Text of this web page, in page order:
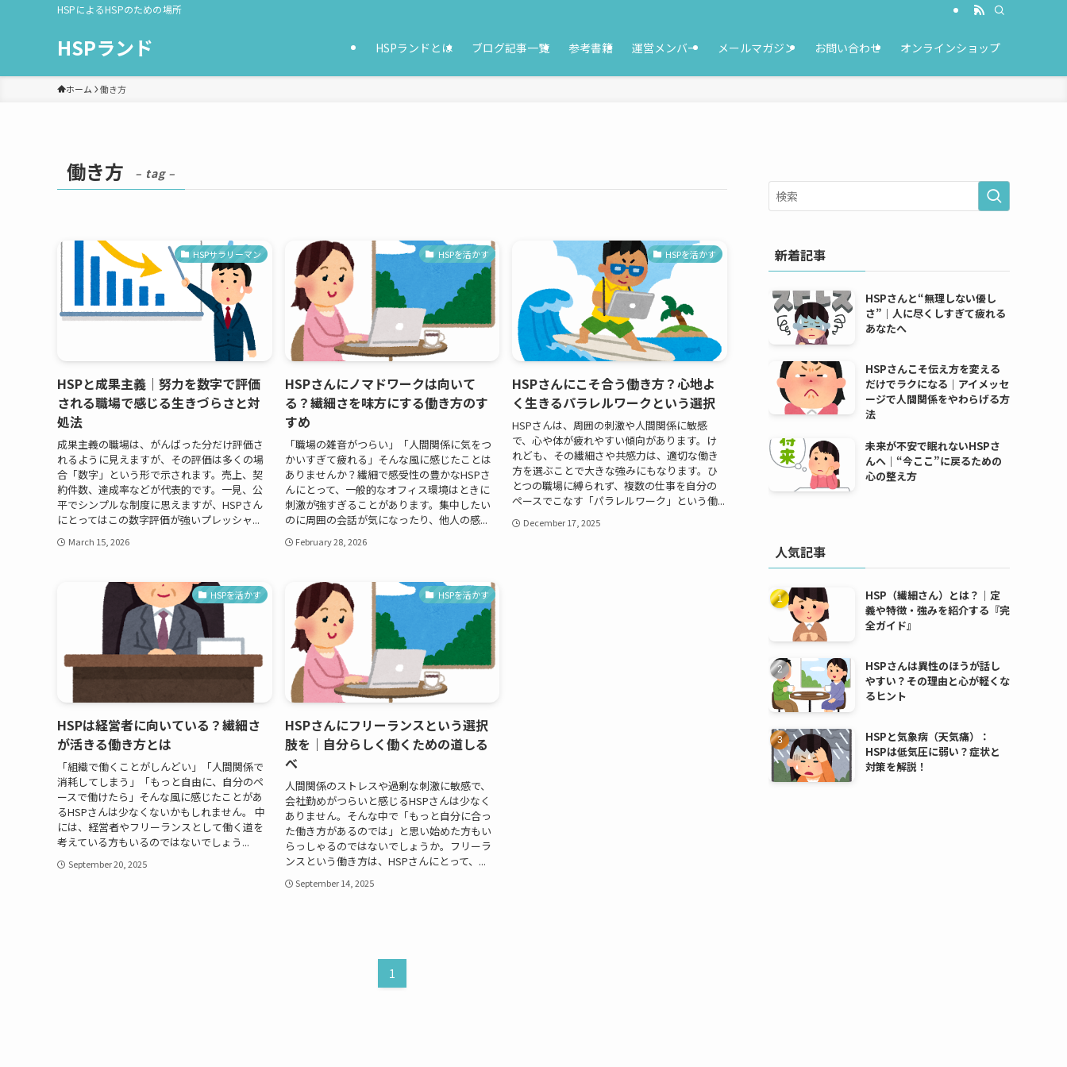
HSPによるHSPのための場所
HSPランド HSPランドとは ブログ記事一覧 参考書籍 運営メンバー メールマガジン お問い合わせ オンラインショップ
ホーム 働き方
働き方 – tag –
HSPサラリーマン
HSPと成果主義｜努力を数字で評価
される職場で感じる生きづらさと対
処法
成果主義の職場は、がんばった分だけ評価さ
れるように見えますが、その評価は多くの場
合「数字」という形で示されます。売上、契
約件数、達成率などが代表的です。一見、公
平でシンプルな制度に思えますが、HSPさん
にとってはこの数字評価が強いプレッシャ...
March 15, 2026
HSPを活かす
HSPさんにノマドワークは向いて
る？繊細さを味方にする働き方のす
すめ
「職場の雑音がつらい」「人間関係に気をつ
かいすぎて疲れる」そんな風に感じたことは
ありませんか？繊細で感受性の豊かなHSPさ
んにとって、一般的なオフィス環境はときに
刺激が強すぎることがあります。集中したい
のに周囲の会話が気になったり、他人の感...
February 28, 2026
HSPを活かす
HSPさんにこそ合う働き方？心地よ
く生きるパラレルワークという選択
HSPさんは、周囲の刺激や人間関係に敏感
で、心や体が疲れやすい傾向があります。け
れども、その繊細さや共感力は、適切な働き
方を選ぶことで大きな強みにもなります。ひ
とつの職場に縛られず、複数の仕事を自分の
ペースでこなす「パラレルワーク」という働...
December 17, 2025
HSPを活かす
HSPは経営者に向いている？繊細さ
が活きる働き方とは
「組織で働くことがしんどい」「人間関係で
消耗してしまう」「もっと自由に、自分のペ
ースで働けたら」そんな風に感じたことがあ
るHSPさんは少なくないかもしれません。 中
には、経営者やフリーランスとして働く道を
考えている方もいるのではないでしょう...
September 20, 2025
HSPを活かす
HSPさんにフリーランスという選択
肢を｜自分らしく働くための道しる
べ
人間関係のストレスや過剰な刺激に敏感で、
会社勤めがつらいと感じるHSPさんは少なく
ありません。そんな中で「もっと自分に合っ
た働き方があるのでは」と思い始めた方もい
らっしゃるのではないでしょうか。フリーラ
ンスという働き方は、HSPさんにとって、...
September 14, 2025
1
新着記事
HSPさんと“無理しない優し
さ”｜人に尽くしすぎて疲れる
あなたへ
HSPさんこそ伝え方を変える
だけでラクになる｜アイメッセ
ージで人間関係をやわらげる方
法
未来が不安で眠れないHSPさ
んへ｜“今ここ”に戻るための
心の整え方
人気記事
HSP（繊細さん）とは？｜定
義や特徴・強みを紹介する『完
全ガイド』
HSPさんは異性のほうが話し
やすい？その理由と心が軽くな
るヒント
HSPと気象病（天気痛）：
HSPは低気圧に弱い？症状と
対策を解説！